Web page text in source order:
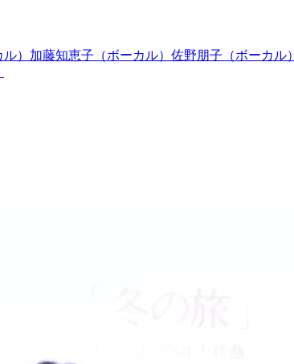
）加藤知恵子（ボーカル）佐野朋子（ボーカル）